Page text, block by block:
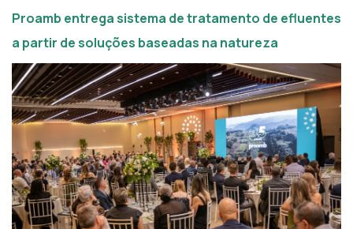
Proamb entrega sistema de tratamento de efluentes
a partir de soluções baseadas na natureza